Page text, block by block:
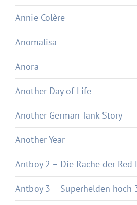
Annie Colère
Anomalisa
Anora
Another Day of Life
Another German Tank Story
Another Year
Antboy 2 – Die Rache der Red
Antboy 3 – Superhelden hoch